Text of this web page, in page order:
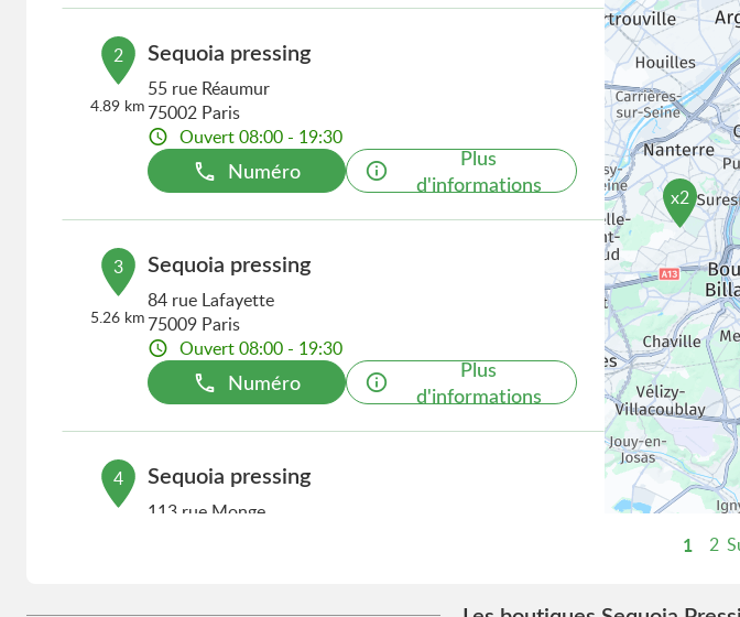
2
4.89 km
Sequoia pressing
55 rue Réaumur
75002 Paris
Ouvert 08:00 - 19:30
Numéro
Plus
d'informations
3
5.26 km
Sequoia pressing
84 rue Lafayette
75009 Paris
Ouvert 08:00 - 19:30
Numéro
Plus
d'informations
4 Sequoia pressing
113 rue Monge
d'informations
x2
1 2